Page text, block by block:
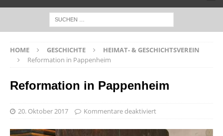
HOME GESCHICHTE
HEIMAT- & GESCHICHTSVEREIN
Reformation in Pappenheim
Reformation in Pappenheim
20. Oktober 2017 Kommentare deaktiviert